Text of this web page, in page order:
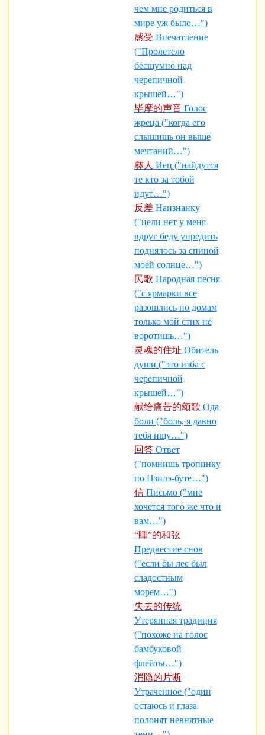
чем мне родиться в
мире уж было…")
感受 Впечатление
("Пролетело
бесшумно над
черепичной
крышей…")
毕摩的声音 Голос
жреца ("когда его
слышишь он выше
мечтаний…")
彝人 Иец ("найдутся
те кто за тобой
идут…")
反差 Наизнанку
("цели нет у меня
вдруг беду упредить
поднялось за спиной
моей солнце…")
民歌 Народная песня
("с ярмарки все
разошлись по домам
только мой стих не
воротишь…")
灵魂的住址 Обитель
души ("это изба с
черепичной
крышей…")
献给痛苦的颂歌 Ода
боли ("боль, я давно
тебя ищу…")
回答 Ответ
("помнишь тропинку
по Цзилэ-буте…")
信 Письмо ("мне
хочется того же что и
вам…")
“睡”的和弦
Предвестие снов
("если бы лес был
сладостным
морем…")
失去的传统
Утерянная традиция
("похоже на голос
бамбуковой
флейты…")
消隐的片断
Утраченное ("один
остаюсь и глаза
полонят невнятные